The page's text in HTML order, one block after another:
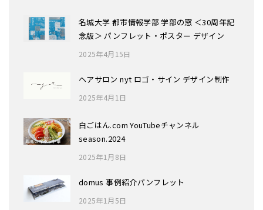
名城大学 都市情報学部 学部の窓 ＜30周年記
念版＞ パンフレット・ポスター デザイン
2025年4月15日
ヘアサロン nyt ロゴ・サイン デザイン制作
2025年4月1日
白ごはん.com YouTubeチャンネル
season.2024
2025年1月8日
domus 事例紹介パンフレット
2025年1月5日